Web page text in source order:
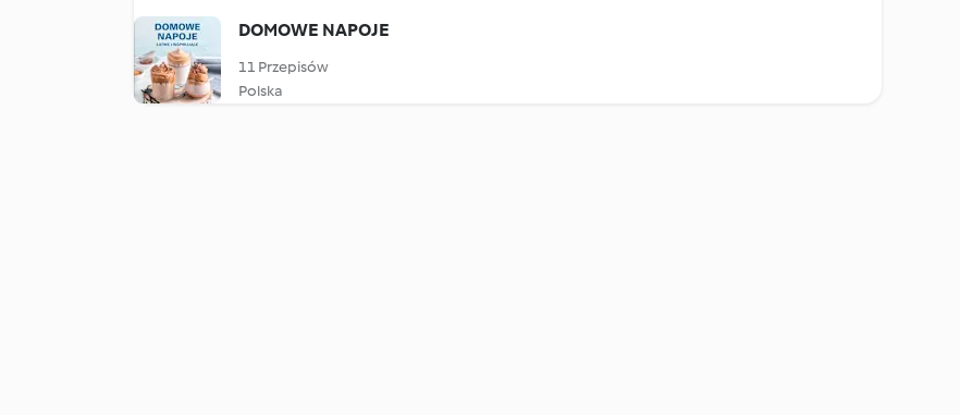
DOMOWE NAPOJE
11 Przepisów
Polska